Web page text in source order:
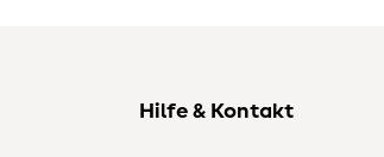
Hilfe & Kontakt